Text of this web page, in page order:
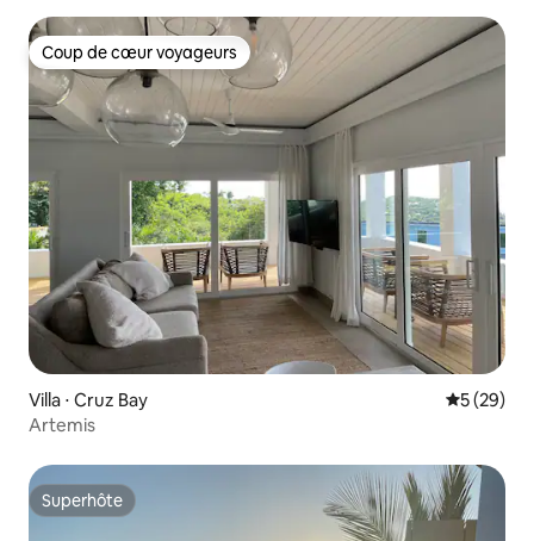
Coup de cœur voyageurs
Coup de cœur voyageurs
Villa ⋅ Cruz Bay
5 (29)
Artemis
Superhôte
Superhôte